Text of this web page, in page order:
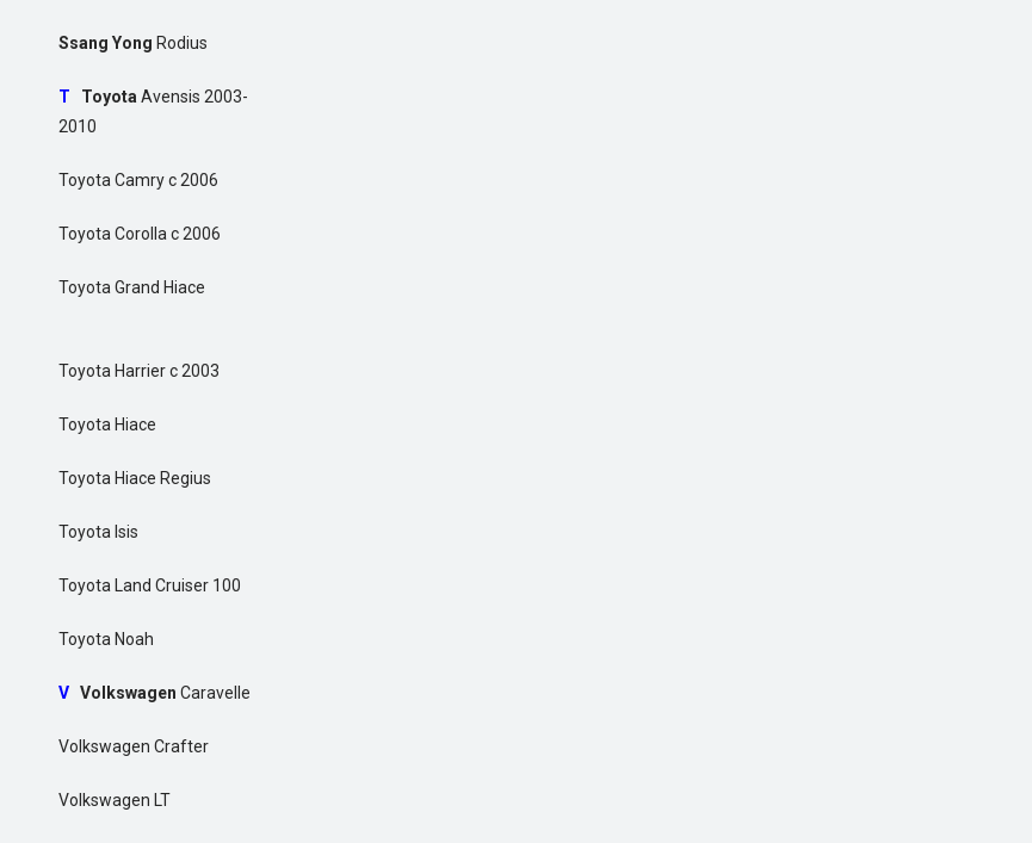
Ssang Yong Rodius
T Toyota Avensis 2003-
2010
Toyota Camry с 2006
Toyota Corolla с 2006
Toyota Grand Hiace
Toyota Harrier c 2003
Toyota Hiace
Toyota Hiace Regius
Toyota Isis
Toyota Land Cruiser 100
Toyota Noah
V Volkswagen Caravelle
Volkswagen Crafter
Volkswagen LT